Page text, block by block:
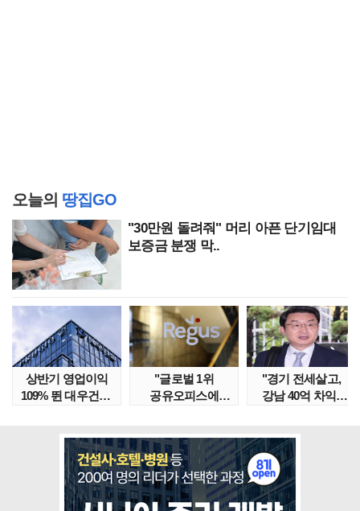
오늘의 땅집GO
"30만원 돌려줘" 머리 아픈 단기임대
보증금 분쟁 막..
상반기 영업이익
109% 뛴 대우건설,
"글로벌 1위
공유오피스에
"경기 전세살고,
강남 40억 차익"